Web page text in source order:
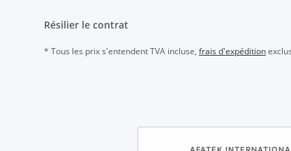
Résilier le contrat
* Tous les prix s'entendent TVA incluse, frais d'expédition